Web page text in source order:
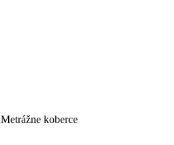
Metrážne koberce